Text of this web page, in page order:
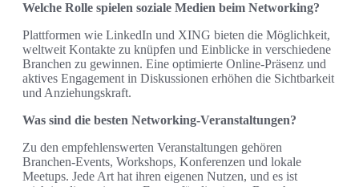
Welche Rolle spielen soziale Medien beim Networking?
Plattformen wie LinkedIn und XING bieten die Möglichkeit,
weltweit Kontakte zu knüpfen und Einblicke in verschiedene
Branchen zu gewinnen. Eine optimierte Online-Präsenz und
aktives Engagement in Diskussionen erhöhen die Sichtbarkeit
und Anziehungskraft.
Was sind die besten Networking-Veranstaltungen?
Zu den empfehlenswerten Veranstaltungen gehören
Branchen-Events, Workshops, Konferenzen und lokale
Meetups. Jede Art hat ihren eigenen Nutzen, und es ist